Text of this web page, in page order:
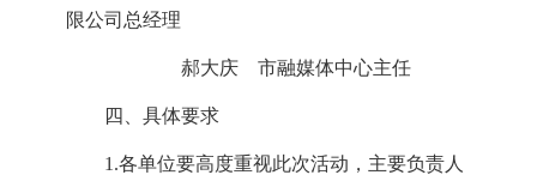
限公司总经理
郝大庆 市融媒体中心主任
四、具体要求
1.各单位要高度重视此次活动，主要负责人